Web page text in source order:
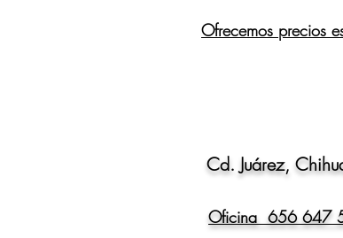
Ofrecemos precios
Cd. Juárez,
Oficina 656 647